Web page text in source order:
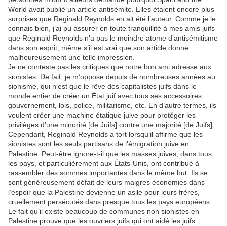
World avait publié un article antisémite. Elles étaient encore plus
surprises que Reginald Reynolds en ait été l’auteur. Comme je le
connais bien, j’ai pu assurer en toute tranquillité à mes amis juifs
que Reginald Reynolds n’a pas le moindre atome d’antisémitisme
dans son esprit, même s’il est vrai que son article donne
malheureusement une telle impression.
Je ne conteste pas les critiques que notre bon ami adresse aux
sionistes. De fait, je m’oppose depuis de nombreuses années au
sionisme, qui n’est que le rêve des capitalistes juifs dans le
monde entier de créer un État juif avec tous ses accessoires :
gouvernement, lois, police, militarisme, etc. En d’autre termes, ils
veulent créer une machine étatique juive pour protéger les
privilèges d’une minorité [de Juifs] contre une majorité [de Juifs].
Cependant, Reginald Reynolds a tort lorsqu’il affirme que les
sionistes sont les seuls partisans de l’émigration juive en
Palestine. Peut-être ignore-t-il que les masses juives, dans tous
les pays, et particulièrement aux États-Unis, ont contribué à
rassembler des sommes importantes dans le même but. Ils se
sont généreusement défait de leurs maigres économies dans
l’espoir que la Palestine devienne un asile pour leurs frères,
cruellement persécutés dans presque tous les pays européens.
Le fait qu’il existe beaucoup de communes non sionistes en
Palestine prouve que les ouvriers juifs qui ont aidé les juifs